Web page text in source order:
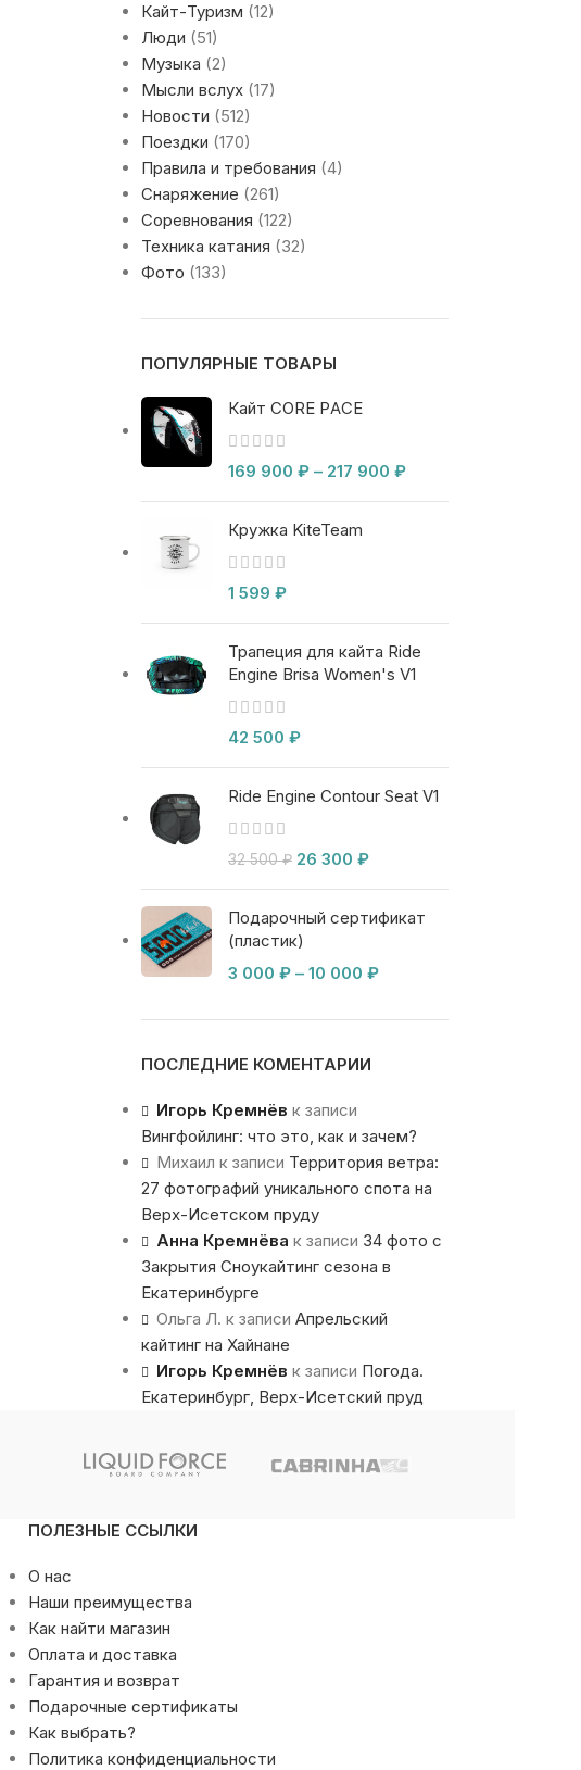
Кайт-Туризм (12)
Люди (51)
Музыка (2)
Мысли вслух(17)
Новости (512)
Поездки (170)
Правила и требования (4)
Снаряжение (261)
Соревнования (122)
Техника катания (32)
Фото (133)
ПОПУЛЯРНЫЕ ТОВАРЫ
Кайт CORE PACE
169 900 ₽ – 217 900 ₽
Кружка KiteTeam
1 599 ₽
Трапеция для кайта Ride
Engine Brisa Women's V1
42 500 ₽
Ride Engine Contour Seat V1
32 500₽ 26 300 ₽
Подарочный сертификат
(пластик)
3 000 ₽ – 10 000 ₽
ПОСЛЕДНИЕ КОМЕНТАРИИ
Игорь Кремнёв к записи
Вингфойлинг: что это, как и зачем?
Михаил к записи Территория ветра:
27 фотографий уникального спота на
Верх-Исетском пруду
Анна Кремнёва к записи 34 фото с
Закрытия Сноукайтинг сезона в
Екатеринбурге
Ольга Л. к записи Апрельский
кайтинг на Хайнане
Игорь Кремнёв к записи Погода.
Екатеринбург, Верх-Исетский пруд
ПОЛЕЗНЫЕ ССЫЛКИ
О нас
Наши преимущества
Как найти магазин
Оплата и доставка
Гарантия и возврат
Подарочные сертификаты
Как выбрать?
Политика конфиденциальности